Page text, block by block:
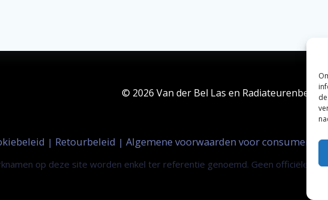
© 2026 Van der Bel Las en Radiateurenbedrijf.
| Retourbeleid | Algemene voorwaarden voor consumenten
op deze site worden enkel ter referentie genoemd. Geen officiële